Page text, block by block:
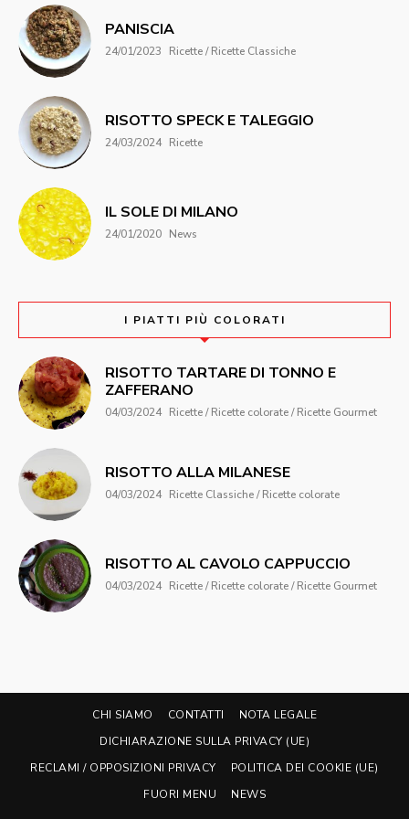
PANISCIA
24/01/2023 Ricette / Ricette Classiche
RISOTTO SPECK E TALEGGIO
24/03/2024 Ricette
IL SOLE DI MILANO
24/01/2020 News
I PIATTI PIÙ COLORATI
RISOTTO TARTARE DI TONNO E
ZAFFERANO
04/03/2024 Ricette / Ricette colorate / Ricette Gourmet
RISOTTO ALLA MILANESE
04/03/2024 Ricette Classiche / Ricette colorate
RISOTTO AL CAVOLO CAPPUCCIO
04/03/2024 Ricette / Ricette colorate / Ricette Gourmet
CHI SIAMO CONTATTI
NOTA LEGALE
DICHIARAZIONE SULLA PRIVACY (UE)
RECLAMI / OPPOSIZIONI PRIVACY
POLITICA DEI COOKIE (UE)
FUORI MENU
NEWS